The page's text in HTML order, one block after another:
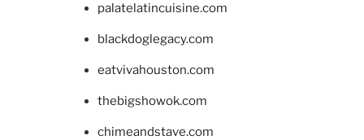
palatelatincuisine.com
blackdoglegacy.com
eatvivahouston.com
thebigshowok.com
chimeandstave.com